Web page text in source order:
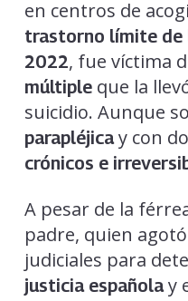
en centros de
trastorno límite de
2022, fue víctima
múltipleque la
suicidio. Aunque
parapléjicay con
crónicos e
A pesar de la
padre, quien
judiciales para
justicia españolay